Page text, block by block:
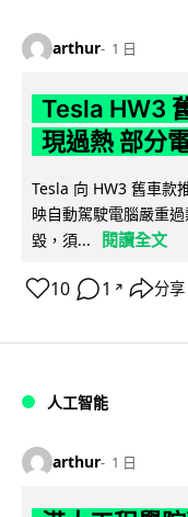
arthur 1 日
Tesla HW3
現過熱 部分
Tesla 向 HW3 舊車款
映自動駕駛電腦嚴重
毀，須...
閱讀全文
10 1 ↗ 分享
人工智能
arthur 1 日